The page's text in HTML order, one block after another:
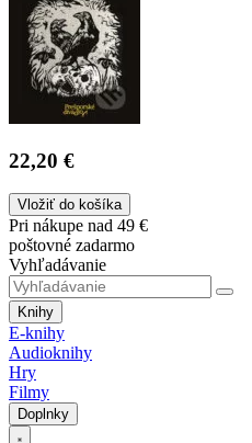
22,20 €
Vložiť do košíka
Pri nákupe nad 49 €
poštovné zadarmo
Vyhľadávanie
Knihy
E-knihy
Audioknihy
Hry
Filmy
Doplnky